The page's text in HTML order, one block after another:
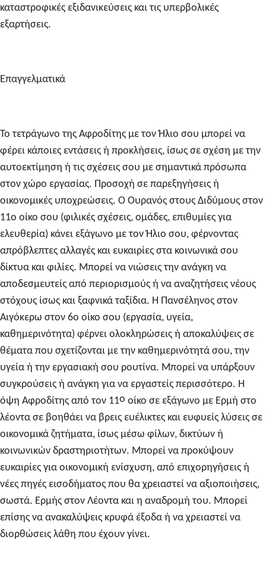
καταστροφικές εξιδανικεύσεις και τις υπερβολικές
εξαρτήσεις.
Επαγγελματικά
Το τετράγωνο της Αφροδίτης με τον Ήλιο σου μπορεί να
φέρει κάποιες εντάσεις ή προκλήσεις, ίσως σε σχέση με την
αυτοεκτίμηση ή τις σχέσεις σου με σημαντικά πρόσωπα
στον χώρο εργασίας. Προσοχή σε παρεξηγήσεις ή
οικονομικές υποχρεώσεις. Ο Ουρανός στους Διδύμους στον
11ο οίκο σου (φιλικές σχέσεις, ομάδες, επιθυμίες για
ελευθερία) κάνει εξάγωνο με τον Ήλιο σου, φέρνοντας
απρόβλεπτες αλλαγές και ευκαιρίες στα κοινωνικά σου
δίκτυα και φιλίες. Μπορεί να νιώσεις την ανάγκη να
αποδεσμευτείς από περιορισμούς ή να αναζητήσεις νέους
στόχους ίσως και ξαφνικά ταξίδια. Η Πανσέληνος στον
Αιγόκερω στον 6ο οίκο σου (εργασία, υγεία,
καθημερινότητα) φέρνει ολοκληρώσεις ή αποκαλύψεις σε
θέματα που σχετίζονται με την καθημερινότητά σου, την
υγεία ή την εργασιακή σου ρουτίνα. Μπορεί να υπάρξουν
συγκρούσεις ή ανάγκη για να εργαστείς περισσότερο. Η
όψη Αφροδίτης από τον 11ο οίκο σε εξάγωνο με Ερμή στο
λέοντα σε βοηθάει να βρεις ευέλικτες και ευφυείς λύσεις σε
οικονομικά ζητήματα, ίσως μέσω φίλων, δικτύων ή
κοινωνικών δραστηριοτήτων. Μπορεί να προκύψουν
ευκαιρίες για οικονομική ενίσχυση, από επιχορηγήσεις ή
νέες πηγές εισοδήματος που θα χρειαστεί να αξιοποιήσεις,
σωστά. Ερμής στον Λέοντα και η αναδρομή του. Μπορεί
επίσης να ανακαλύψεις κρυφά έξοδα ή να χρειαστεί να
διορθώσεις λάθη που έχουν γίνει.